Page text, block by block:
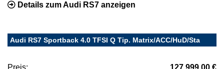
Details zum Audi RS7 anzeigen
Audi RS7 Sportback 4.0 TFSI Q Tip. Matrix/ACC/HuD/Sta
Preis: 127.999,00 €